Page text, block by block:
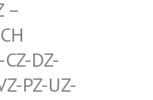
LZ-S
OZ-SZ-F